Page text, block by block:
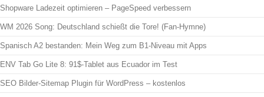
Shopware Ladezeit optimieren – PageSpeed verbessern
WM 2026 Song: Deutschland schießt die Tore! (Fan-Hymne)
Spanisch A2 bestanden: Mein Weg zum B1-Niveau mit Apps
ENV Tab Go Lite 8: 91$-Tablet aus Ecuador im Test
SEO Bilder-Sitemap Plugin für WordPress – kostenlos